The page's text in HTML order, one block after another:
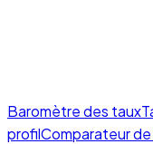
Baromètre des taux
profilComparateur